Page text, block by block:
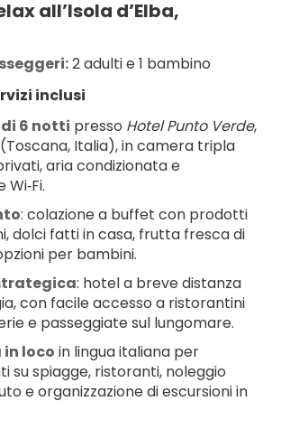
all’Isola d’Elba,
2 adulti e 1 bambino
inclusi
6 notti presso Hotel Punto Verde,
(Toscana, Italia), in camera tripla
aria condizionata e
: colazione a buffet con prodotti
dolci fatti in casa, frutta fresca di
per bambini.
: hotel a breve distanza
con facile accesso a ristorantini
e passeggiate sul lungomare.
in loco in lingua italiana per
su spiagge, ristoranti, noleggio
e organizzazione di escursioni in